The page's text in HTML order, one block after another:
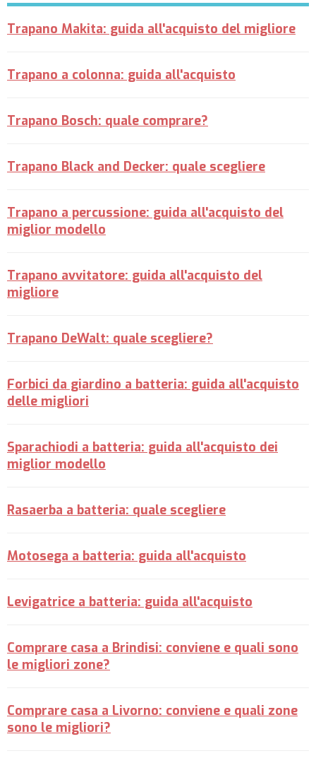
Trapano Makita: guida all'acquisto del migliore
Trapano a colonna: guida all'acquisto
Trapano Bosch: quale comprare?
Trapano Black and Decker: quale scegliere
Trapano a percussione: guida all'acquisto del
miglior modello
Trapano avvitatore: guida all'acquisto del
migliore
Trapano DeWalt: quale scegliere?
Forbici da giardino a batteria: guida all'acquisto
delle migliori
Sparachiodi a batteria: guida all'acquisto dei
miglior modello
Rasaerba a batteria: quale scegliere
Motosega a batteria: guida all'acquisto
Levigatrice a batteria: guida all'acquisto
Comprare casa a Brindisi: conviene e quali sono
le migliori zone?
Comprare casa a Livorno: conviene e quali zone
sono le migliori?